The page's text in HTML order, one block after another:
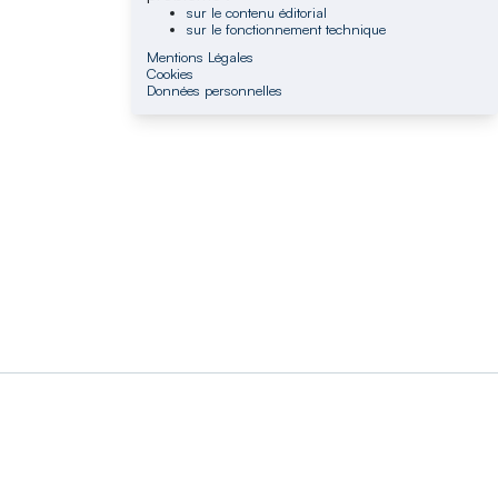
sur le contenu éditorial
sur le fonctionnement technique
Mentions Légales
Cookies
Données personnelles